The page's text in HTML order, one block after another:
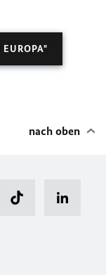
nach oben